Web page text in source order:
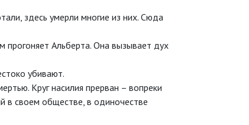
здесь умерли многие из них. Сюда
Альберта. Она вызывает дух
убивают.
Круг насилия прерван – вопреки
в своем обществе, в одиночестве